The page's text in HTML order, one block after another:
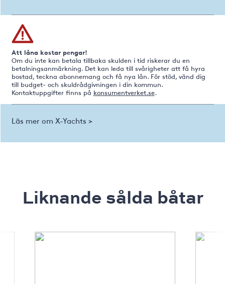
Att låna kostar pengar!
Om du inte kan betala tillbaka skulden i tid riskerar du en
betalningsanmärkning. Det kan leda till svårigheter att få hyra
bostad, teckna abonnemang och få nya lån. För stöd, vänd dig
till budget- och skuldrådgivningen i din kommun.
Kontaktuppgifter finns på konsumentverket.se.
Läs mer om X-Yachts >
Liknande sålda båtar